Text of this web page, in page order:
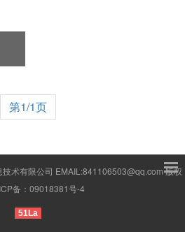
第1/1页
术有限公司 EMAIL:841106503@qq.com 版权
备：09018381号-4
51La